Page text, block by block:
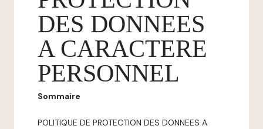
DES DONNEES
A CARACTERE
PERSONNEL
Sommaire
POLITIQUE DE PROTECTION DES DONNEES A